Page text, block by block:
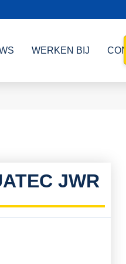
WERKEN BIJ
JWR